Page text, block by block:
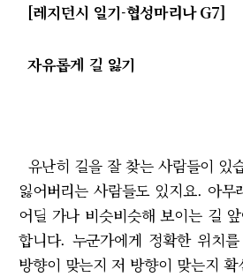
[레지던시 일기-협성마리나 G7]
자유롭게 길 잃기
유난히 길을 잘 찾는 사람들이 있
잃어버리는 사람들도 있지요. 아
어딜 가나 비슷비슷해 보이는 길
합니다. 누군가에게 정확한 위치
방향이 맞는지 저 방향이 맞는지